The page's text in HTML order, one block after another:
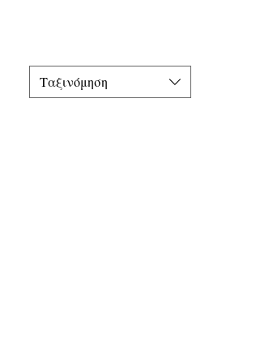
Ταξινόμηση